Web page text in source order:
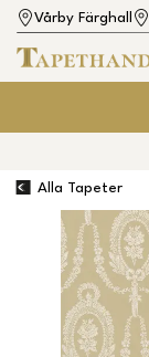
Vårby Färghall
Alla Tapeter